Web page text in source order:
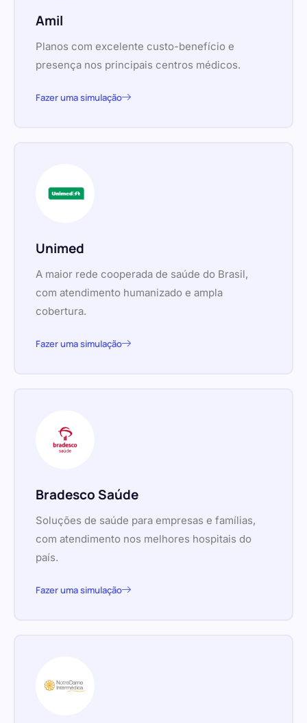
Amil
Planos com excelente custo-benefício e
presença nos principais centros médicos.
Fazer uma simulação
Unimed
A maior rede cooperada de saúde do Brasil,
com atendimento humanizado e ampla
cobertura.
Fazer uma simulação
Bradesco Saúde
Soluções de saúde para empresas e famílias,
com atendimento nos melhores hospitais do
país.
Fazer uma simulação